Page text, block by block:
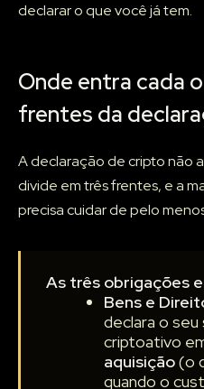
declarar o que você já tem.
Onde entra cada
frentes da
A declaração de cripto não
divide em três frentes, e a
precisa cuidar de pelo
As três obrigações
Bens e
declara o seu
criptoativo
aquisição(o
quando o